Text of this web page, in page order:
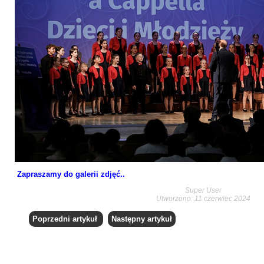
Zapraszamy do galerii zdjęć..
Super User
Utworzono: 11 czerwiec 2024
Poprzedni artykuł Następny artykuł